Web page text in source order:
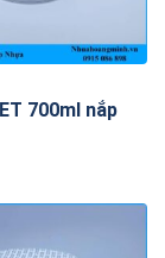
700ml nắp